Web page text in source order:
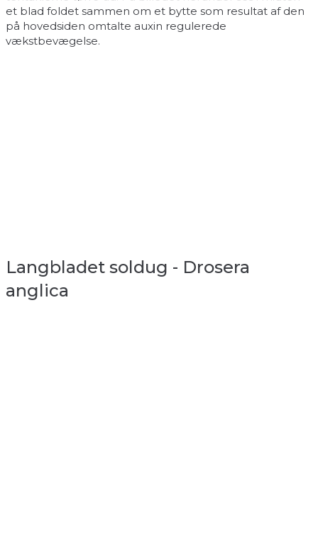
et blad foldet sammen om et bytte som resultat af den
på hovedsiden omtalte auxin regulerede
vækstbevægelse.
Langbladet soldug - Drosera
anglica